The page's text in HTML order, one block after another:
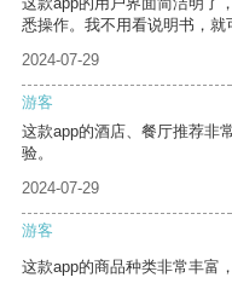
悉操作。我不用看说明书，就
2024-07-29
游客
这款app的酒店、餐厅推荐非
验。
2024-07-29
游客
这款app的商品种类非常丰富